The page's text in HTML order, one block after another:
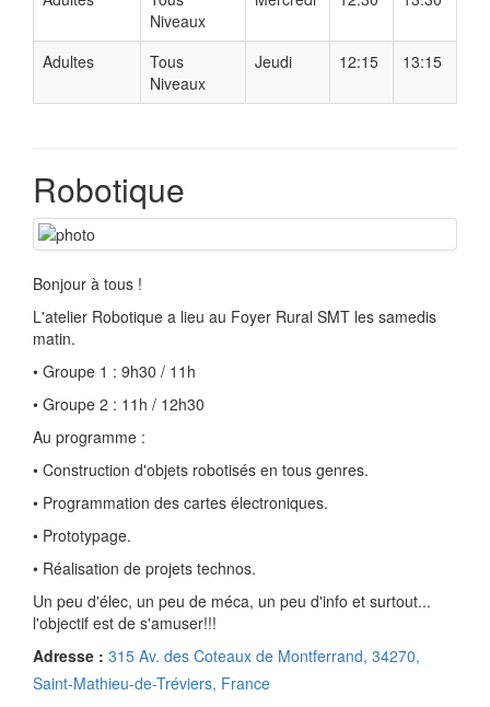
Niveaux
Adultes
Tous
Niveaux
Jeudi 12:15 13:15
Robotique
Bonjour à tous !
L'atelier Robotique a lieu au Foyer Rural SMT les samedis
matin.
• Groupe 1 : 9h30 / 11h
• Groupe 2 : 11h / 12h30
Au programme :
• Construction d'objets robotisés en tous genres.
• Programmation des cartes électroniques.
• Prototypage.
• Réalisation de projets technos.
Un peu d'élec, un peu de méca, un peu d'info et surtout...
l'objectif est de s'amuser!!!
Adresse : 315 Av. des Coteaux de Montferrand, 34270,
Saint-Mathieu-de-Tréviers, France